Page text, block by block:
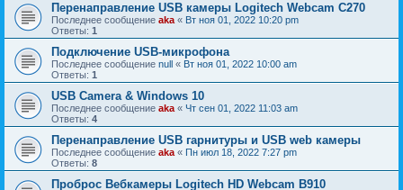
Перенаправление USB камеры Logitech Webcam C270
Последнее сообщение aka « Вт ноя 01, 2022 10:20 pm
Ответы: 1
Подключение USB-микрофона
Последнее сообщение null « Вт ноя 01, 2022 10:00 am
Ответы: 1
USB Camera & Windows 10
Последнее сообщение aka « Чт сен 01, 2022 11:03 am
Ответы: 4
Перенаправление USB гарнитуры и USB web камеры
Последнее сообщение aka « Пн июл 18, 2022 7:27 pm
Ответы: 8
Проброс Beбкамеры Logitech HD Webcam B910